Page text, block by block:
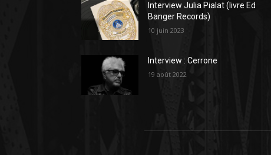
Interview Julia Pialat (livre Ed
Banger Records)
10 juin 2023
Interview : Cerrone
19 août 2022